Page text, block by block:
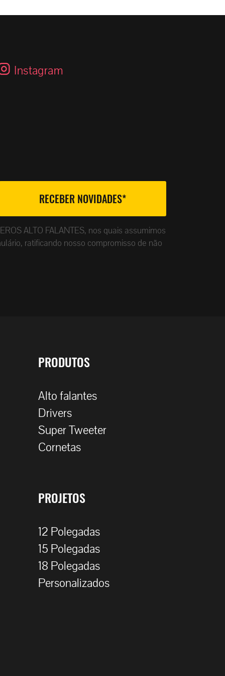
Instagram
ALTO FALANTES, nos quais assumimos
ratificando nosso compromisso de não
PRODUTOS
Alto falantes
Drivers
Super Tweeter
Cornetas
PROJETOS
12 Polegadas
15 Polegadas
18 Polegadas
Personalizados